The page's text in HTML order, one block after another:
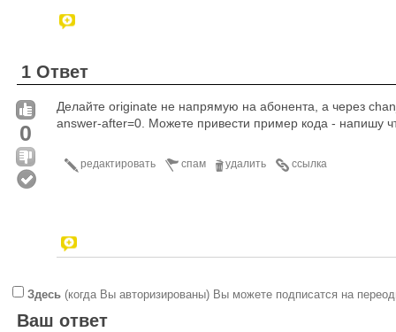
1 Ответ
0
Делайте originate не напрямую на абонента, а через
answer-after=0. Можете привести пример кода - напишу
ссылка
удалить
спам
редактировать
Здесь (когда Вы авторизированы) Вы можете подписатся на
Ваш ответ